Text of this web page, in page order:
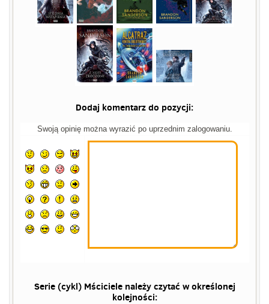
Dodaj komentarz do pozycji:
Swoją opinię można wyrazić po uprzednim zalogowaniu.
Serie (cykl) Mściciele należy czytać w określonej
kolejności: